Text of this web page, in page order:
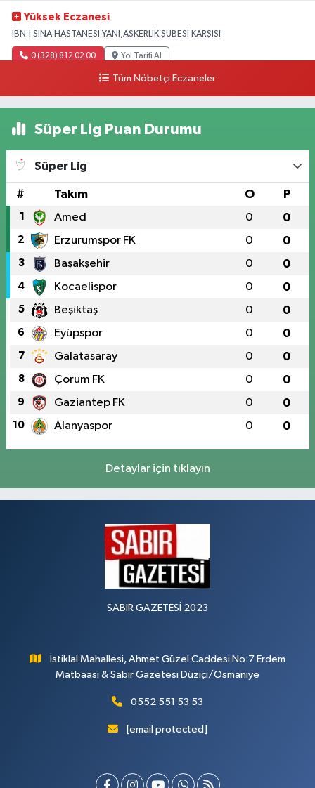
Yüksek Eczanesi
İBN-İ SİNA HASTANESİ YANI,ASKERLİK ŞUBESİ KARŞISI
0 (328) 812 02 00 Yol Tarifi Al
Tüm Nöbetçi Eczaneler
Süper Lig Puan Durumu
Süper Lig
# Takım O P
1 Amed 0 0
2 Erzurumspor FK 0 0
3 Başakşehir 0 0
4 Kocaelispor 0 0
5 Beşiktaş 0 0
6 Eyüpspor 0 0
7 Galatasaray 0 0
8 Çorum FK 0 0
9 Gaziantep FK 0 0
10 Alanyaspor 0 0
Detaylar için tıklayın
SABIR GAZETESİ 2023
İstiklal Mahallesi, Ahmet Güzel Caddesi No:7 Erdem
Matbaası & Sabır Gazetesi Düziçi/Osmaniye
0552 551 53 53
[email protected]